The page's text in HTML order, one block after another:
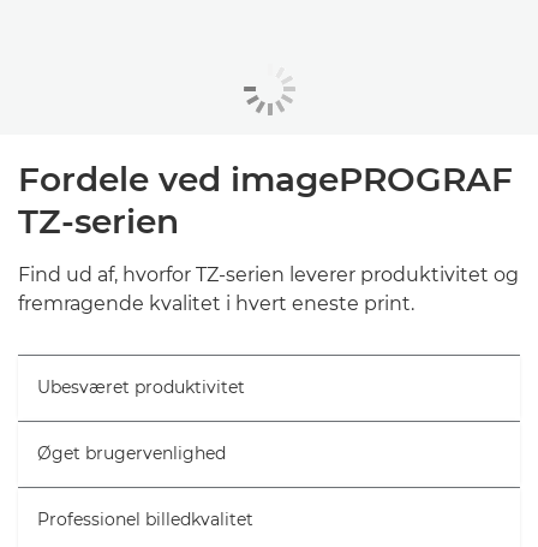
Fordele ved imagePROGRAF
TZ-serien
Find ud af, hvorfor TZ-serien leverer produktivitet og
fremragende kvalitet i hvert eneste print.
Ubesværet produktivitet
Øget brugervenlighed
Professionel billedkvalitet